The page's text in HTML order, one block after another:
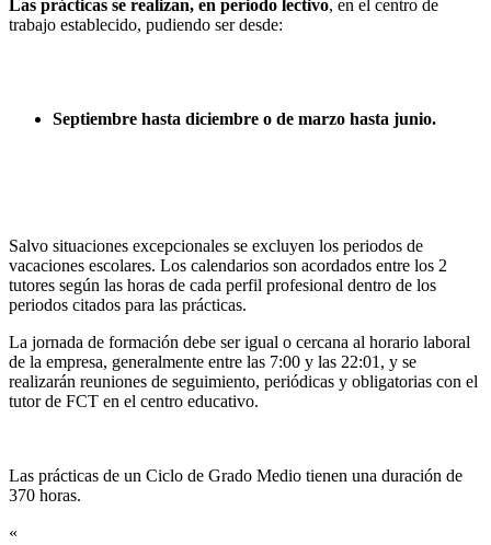
Las prácticas se realizan, en periodo lectivo, en el centro de
trabajo establecido, pudiendo ser desde:
Septiembre hasta diciembre o de marzo hasta junio.
Salvo situaciones excepcionales se excluyen los periodos de
vacaciones escolares. Los calendarios son acordados entre los 2
tutores según las horas de cada perfil profesional dentro de los
periodos citados para las prácticas.
La jornada de formación debe ser igual o cercana al horario laboral
de la empresa, generalmente entre las 7:00 y las 22:01, y se
realizarán reuniones de seguimiento, periódicas y obligatorias con el
tutor de FCT en el centro educativo.
Las prácticas de un Ciclo de Grado Medio tienen una duración de
370 horas.
«